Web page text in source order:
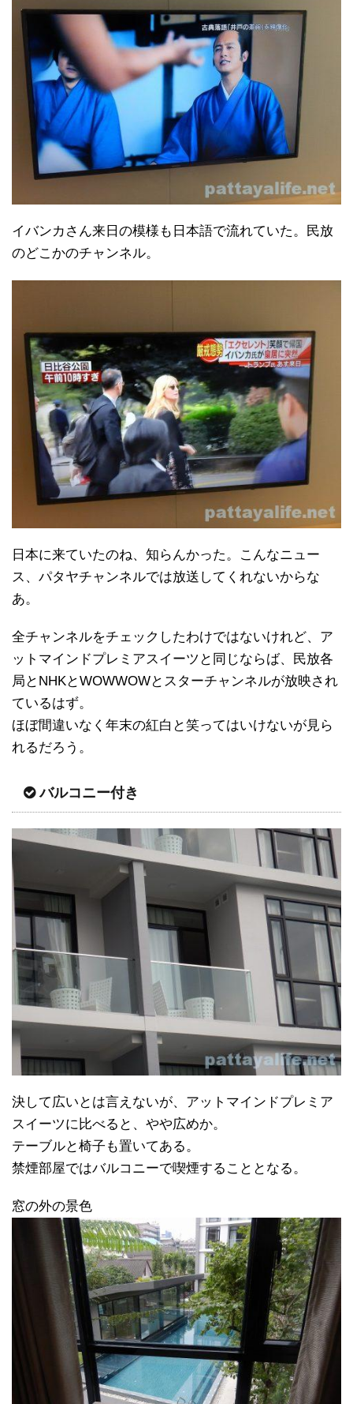
イバンカさん来日の模様も日本語で流れていた。民放
のどこかのチャンネル。
日本に来ていたのね、知らんかった。こんなニュー
ス、パタヤチャンネルでは放送してくれないからな
あ。
全チャンネルをチェックしたわけではないけれど、ア
ットマインドプレミアスイーツと同じならば、民放各
局とNHKとWOWWOWとスターチャンネルが放映され
ているはず。
ほぼ間違いなく年末の紅白と笑ってはいけないが見ら
れるだろう。
バルコニー付き
決して広いとは言えないが、アットマインドプレミア
スイーツに比べると、やや広めか。
テーブルと椅子も置いてある。
禁煙部屋ではバルコニーで喫煙することとなる。
窓の外の景色